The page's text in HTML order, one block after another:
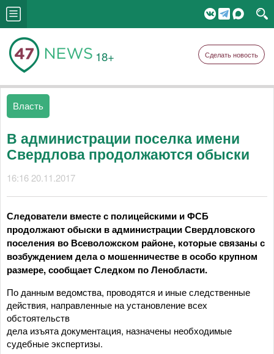
18+ Сделать новость
Власть
В администрации поселка имени
Свердлова продолжаются обыски
16:16 20.11.2017
Следователи вместе с полицейскими и ФСБ
продолжают обыски в администрации Свердловского
поселения во Всеволожском районе, которые связаны с
возбуждением дела о мошенничестве в особо крупном
размере, сообщает Следком по Ленобласти.
По данным ведомства, проводятся и иные следственные
действия, направленные на установление всех
обстоятельств
дела изъята документация, назначены необходимые
судебные экспертизы.